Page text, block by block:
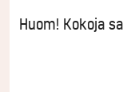
Huom! Kokoja